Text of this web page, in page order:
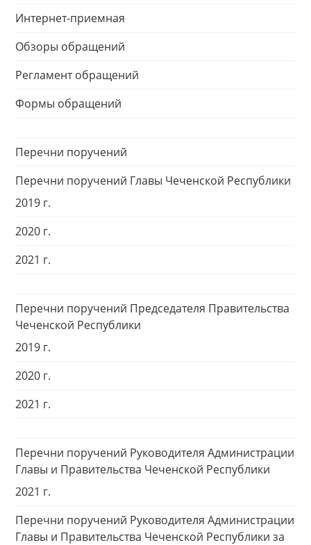
Интернет-приемная
Обзоры обращений
Регламент обращений
Формы обращений
Перечни поручений
Перечни поручений Главы Чеченской Республики
2019 г.
2020 г.
2021 г.
Перечни поручений Председателя Правительства
Чеченской Республики
2019 г.
2020 г.
2021 г.
Перечни поручений Руководителя Администрации
Главы и Правительства Чеченской Республики
2021 г.
Перечни поручений Руководителя Администрации
Главы и Правительства Чеченской Республики за